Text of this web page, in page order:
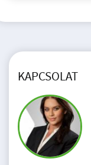
KAPCSOLAT